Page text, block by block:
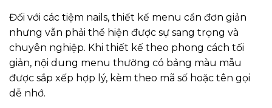
Đối với các tiệm nails, thiết kế menu cần đơn giản
nhưng vẫn phải thể hiện được sự sang trọng và
chuyên nghiệp. Khi thiết kế theo phong cách tối
giản, nội dung menu thường có bảng màu mẫu
được sắp xếp hợp lý, kèm theo mã số hoặc tên gọi
dễ nhớ.